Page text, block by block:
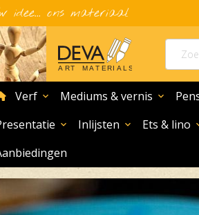
idee... ons materiaal
home
Verf expand_more Mediums & vernis expand_more
expand_more Inlijsten expand_more Ets & lino